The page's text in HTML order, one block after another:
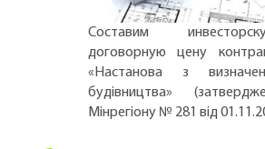
Составим
договорную цену
«Настанова з
будівництва»
Мінрегіону № 281 від